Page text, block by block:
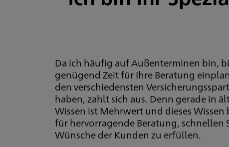
Da ich häufig auf Außenterminen bin,
genügend Zeit für Ihre Beratung
den verschiedensten
haben, zahlt sich aus. Denn gerade in
Wissen ist Mehrwert und dieses
für hervorragende Beratung, schnellen
Wünsche der Kunden zu erfüllen.